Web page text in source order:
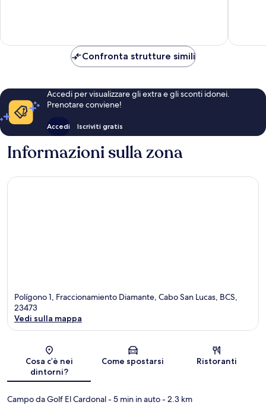
Confronta strutture simili
Accedi per visualizzare gli extra e gli sconti idonei.
Prenotare conviene!
Accedi Iscriviti gratis
Informazioni sulla zona
Polígono 1, Fraccionamiento Diamante, Cabo San Lucas, BCS,
23473
Vedi sulla mappa
Cosa c’è nei
dintorni?
Come spostarsi Ristoranti
Campo da Golf El Cardonal- 5 min in auto- 2.3 km